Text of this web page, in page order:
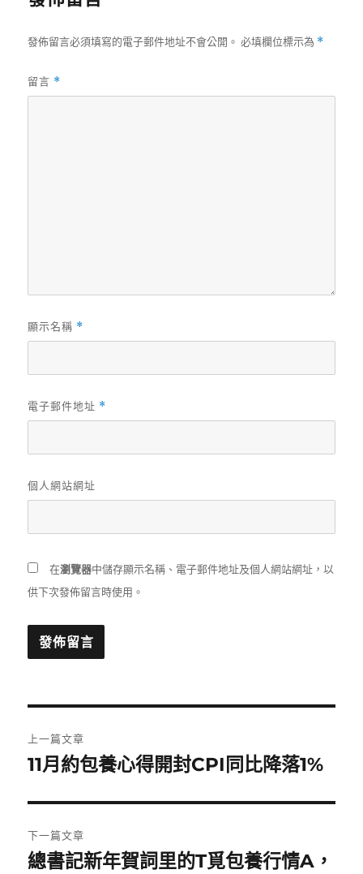
發佈留言必須填寫的電子郵件地址不會公開。 必填欄位標示為 *
留言 *
顯示名稱 *
電子郵件地址 *
個人網站網址
在瀏覽器中儲存顯示名稱、電子郵件地址及個人網站網址，以
供下次發佈留言時使用。
章
覽
上一篇文章
上
篇
文
章:
11月約包養心得開封CPI同比降落1%
下一篇文章
下
總書記新年賀詞里的T覓包養行情A，